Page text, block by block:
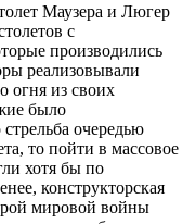
Маузера и Люгер
с
производились
реализовывали
огня из своих
было
очередью
то пойти в массовое
хотя бы по
конструкторская
мировой войны